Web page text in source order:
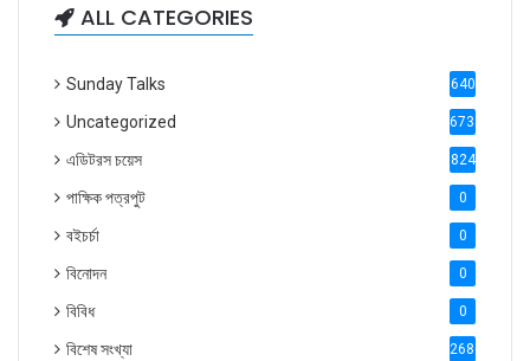
ALL CATEGORIES
Sunday Talks 640
Uncategorized 6738
এডিটরস চয়েস 824
পাক্ষিক পত্রপুট 0
বইচর্চা 0
বিনোদন 0
বিবিধ 0
বিশেষ সংখ্যা 2686